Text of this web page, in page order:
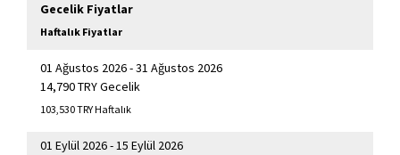
Gecelik Fiyatlar
Haftalık Fiyatlar
01 Ağustos 2026 - 31 Ağustos 2026
14,790 TRY Gecelik
103,530 TRY Haftalık
01 Eylül 2026 - 15 Eylül 2026